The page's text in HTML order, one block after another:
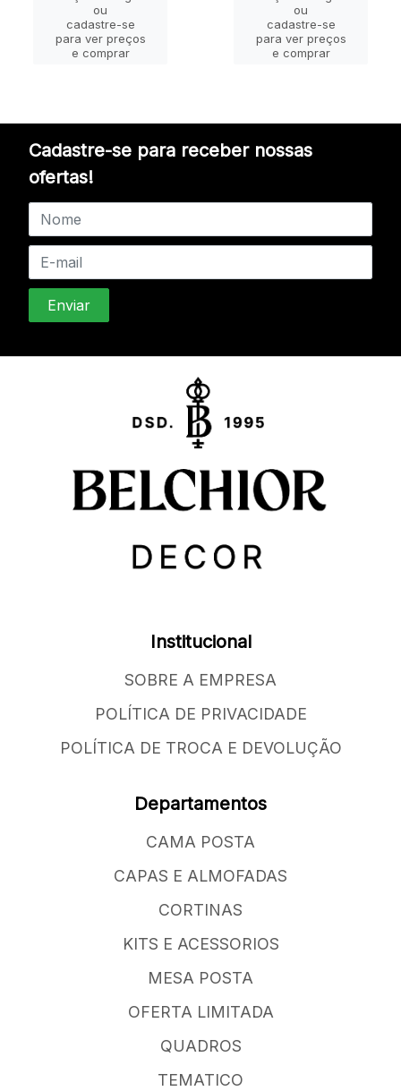
ou
cadastre-se
para ver preços
e comprar
ou
cadastre-se
para ver preços
e comprar
Cadastre-se para receber nossas
ofertas!
Institucional
SOBRE A EMPRESA
POLÍTICA DE PRIVACIDADE
POLÍTICA DE TROCA E DEVOLUÇÃO
Departamentos
CAMA POSTA
CAPAS E ALMOFADAS
CORTINAS
KITS E ACESSORIOS
MESA POSTA
OFERTA LIMITADA
QUADROS
TEMATICO